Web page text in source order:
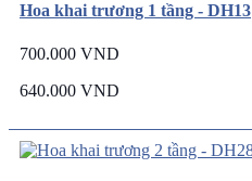
Hoa khai trương 1 tầng - DH13
700.000 VND
640.000 VND